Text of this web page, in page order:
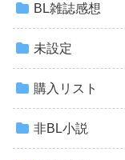
BL雑誌感想
未設定
購入リスト
非BL小説